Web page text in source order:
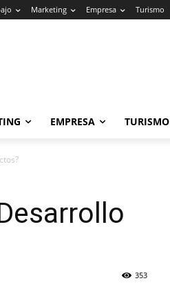
Marketing Empresa Turismo
EMPRESA TURISMO
353